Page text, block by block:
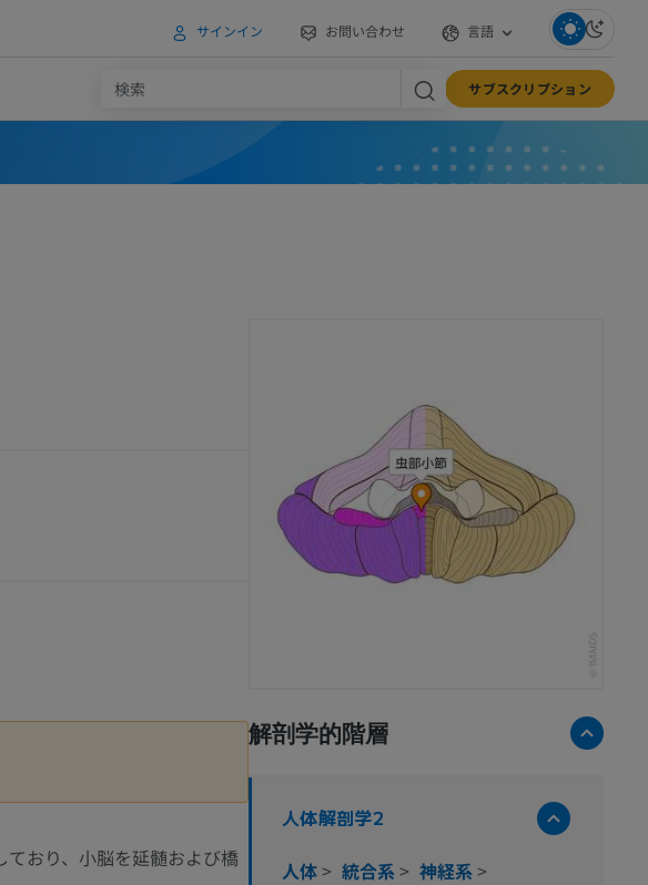
サインイン お問い合わせ 言語
サブスクリプション
ており、小脳を延髄および橋
解剖学的階層
人体解剖学2
人体> 統合系> 神経系>